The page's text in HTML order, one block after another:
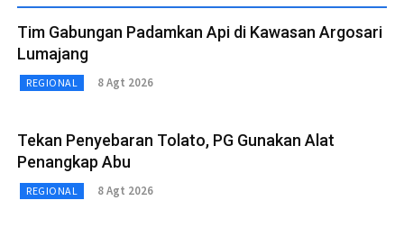
Tim Gabungan Padamkan Api di Kawasan Argosari
Lumajang
REGIONAL 8 Agt 2026
Tekan Penyebaran Tolato, PG Gunakan Alat
Penangkap Abu
REGIONAL 8 Agt 2026